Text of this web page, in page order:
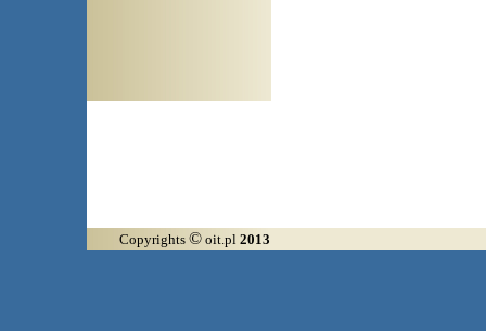
Copyrights © oit.pl 2013